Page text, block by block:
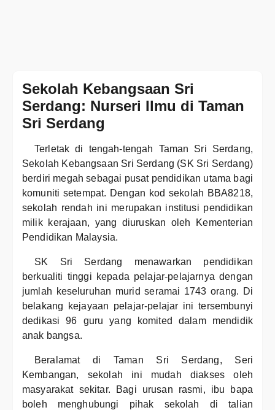
Sekolah Kebangsaan Sri
Serdang: Nurseri Ilmu di Taman
Sri Serdang
Terletak di tengah-tengah Taman Sri Serdang,
Sekolah Kebangsaan Sri Serdang (SK Sri Serdang)
berdiri megah sebagai pusat pendidikan utama bagi
komuniti setempat. Dengan kod sekolah BBA8218,
sekolah rendah ini merupakan institusi pendidikan
milik kerajaan, yang diuruskan oleh Kementerian
Pendidikan Malaysia.
SK Sri Serdang menawarkan pendidikan
berkualiti tinggi kepada pelajar-pelajarnya dengan
jumlah keseluruhan murid seramai 1743 orang. Di
belakang kejayaan pelajar-pelajar ini tersembunyi
dedikasi 96 guru yang komited dalam mendidik
anak bangsa.
Beralamat di Taman Sri Serdang, Seri
Kembangan, sekolah ini mudah diakses oleh
masyarakat sekitar. Bagi urusan rasmi, ibu bapa
boleh menghubungi pihak sekolah di talian